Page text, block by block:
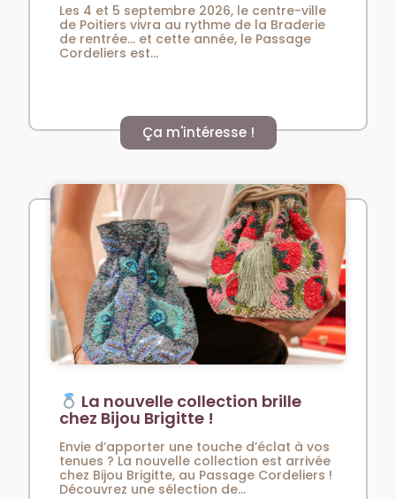
Les 4 et 5 septembre 2026, le centre-ville
de Poitiers vivra au rythme de la Braderie
de rentrée… et cette année, le Passage
Cordeliers est...
Ça m'intéresse !
La nouvelle collection brille
chez Bijou Brigitte !
Envie d’apporter une touche d’éclat à vos
tenues ? La nouvelle collection est arrivée
chez Bijou Brigitte, au Passage Cordeliers !
Découvrez une sélection de...